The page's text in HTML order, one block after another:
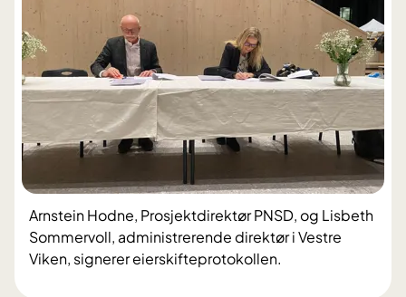
​Arnstein Hodne, Prosjektdirektør PNSD, og Lisbeth
Sommervoll, administrerende direktør i Vestre
Viken, signerer eierskifteprotokollen.